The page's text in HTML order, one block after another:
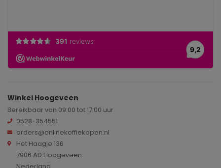
Winkel Hoogeveen
Bereikbaar van 09:00 tot 17:00 uur
0528-354551
orders@onlinekoffiekopen.nl
Het Haagje 136
7906 AD Hoogeveen